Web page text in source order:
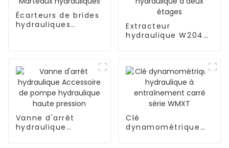
Écarteurs de brides
hydrauliques
Extracteur
hydraulique W204B
Vanne d'arrêt
hydraulique
Clé
dynamométrique